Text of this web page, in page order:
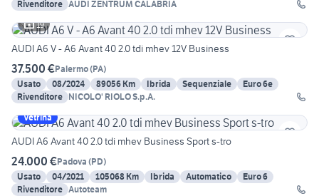
Rivenditore AUDI ZENTRUM CALABRIA
19
AUDI A6 V - A6 Avant 40 2.0 tdi mhev 12V Business
37.500 €Palermo(PA)
Usato
08/2024 89056 Km Ibrida Sequenziale
Euro 6e
Rivenditore NICOLO' RIOLO S.p.A.
Vetrina
AUDI A6 Avant 40 2.0 tdi mhev Business Sport s-tro
24.000 €Padova (PD)
Usato
04/2021 105068 Km Ibrida Automatico
Euro 6
Rivenditore Autoteam